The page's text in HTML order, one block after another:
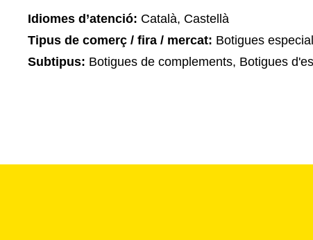
Idiomes d’atenció: Català, Castellà
Tipus de comerç / fira / mercat: Botigues
Subtipus: Botigues de complements, Botigues